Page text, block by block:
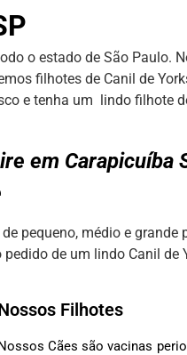
o estado de São Paulo.
filhotes de Canil de
e tenha um lindo filhote
em Carapicuíba
pequeno, médio e grande
de um lindo Canil de
Filhotes
Cães são vacinas